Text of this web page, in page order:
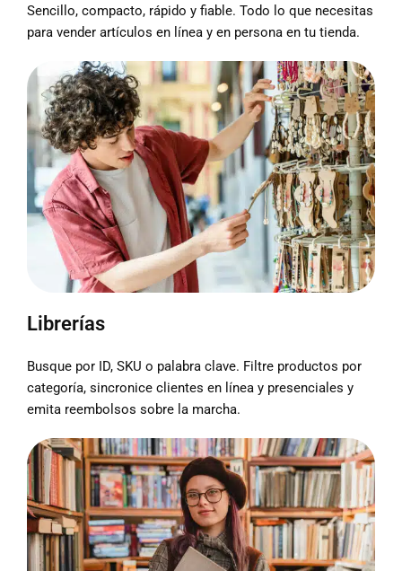
Sencillo, compacto, rápido y fiable. Todo lo que necesitas
para vender artículos en línea y en persona en tu tienda.
Librerías
Busque por ID, SKU o palabra clave. Filtre productos por
categoría, sincronice clientes en línea y presenciales y
emita reembolsos sobre la marcha.